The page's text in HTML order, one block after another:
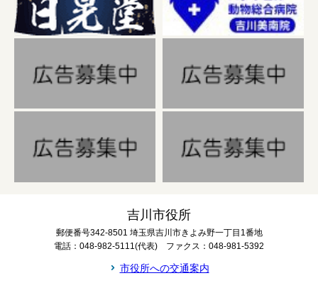
吉川市役所
郵便番号342-8501 埼玉県吉川市きよみ野一丁目1番地
電話：048-982-5111(代表) ファクス：048-981-5392
市役所への交通案内